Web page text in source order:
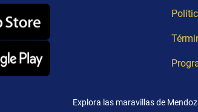
Explora las maravillas de